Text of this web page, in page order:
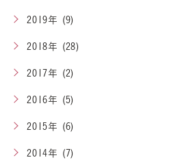
2019年 (9)
2018年 (28)
2017年 (2)
2016年 (5)
2015年 (6)
2014年 (7)